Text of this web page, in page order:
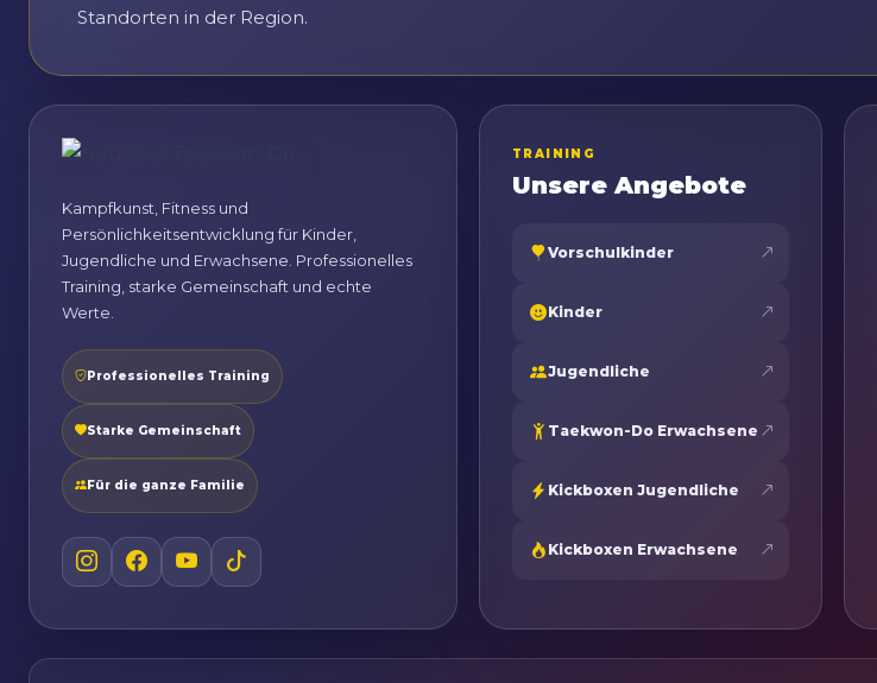
Standorten in der Region.
Kampfkunst, Fitness und
Persönlichkeitsentwicklung für Kinder,
Jugendliche und Erwachsene. Professionelles
Training, starke Gemeinschaft und echte
Werte.
Professionelles Training
Starke Gemeinschaft
Für die ganze Familie
TRAINING
Unsere Angebote
Vorschulkinder
Kinder
Jugendliche
Taekwon-Do Erwachsene
Kickboxen Jugendliche
Kickboxen Erwachsene